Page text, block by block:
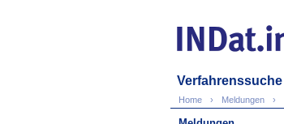
Verfahrenssuche
Home Meldungen